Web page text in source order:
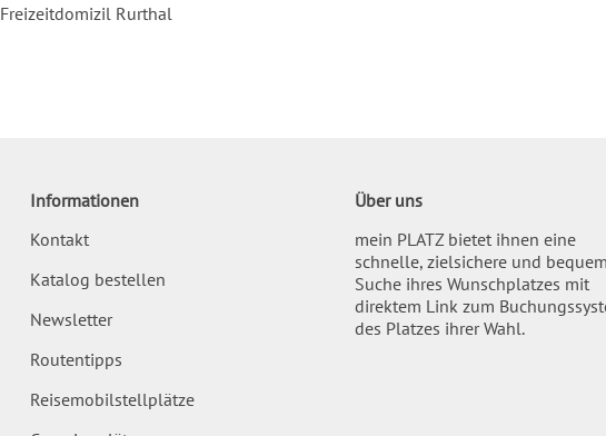
Freizeitdomizil Rurthal
Informationen
Kontakt
Katalog bestellen
Newsletter
Routentipps
Reisemobilstellplätze
Über uns
mein PLATZ bietet ihnen eine
schnelle, zielsichere und
Suche ihres Wunschplatzes mit
direktem Link zum
des Platzes ihrer Wahl.